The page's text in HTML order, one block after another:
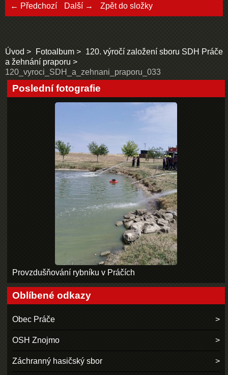
← Předchozí Další → Zpět do složky
Úvod Fotoalbum
120. výročí založení sboru SDH Práče
a žehnání praporu
120_vyroci_SDH_a_zehnani_praporu_033
Poslední fotografie
Provzdušňování rybníku v Práčích
Oblíbené odkazy
Obec Práče
OSH Znojmo
Záchranný hasičský sbor